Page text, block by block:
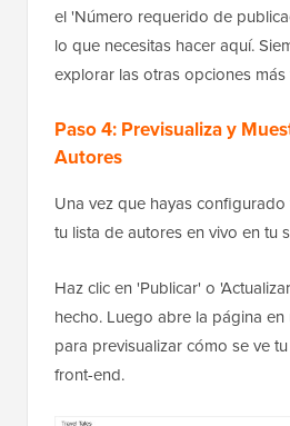
el 'Número requerido de
lo que necesitas hacer aquí.
explorar las otras opciones más
Paso 4: Previsualiza y
Autores
Una vez que hayas
tu lista de autores en vivo en tu
Haz clic en 'Publicar' o
hecho. Luego abre la página en
para previsualizar cómo se ve
front-end.